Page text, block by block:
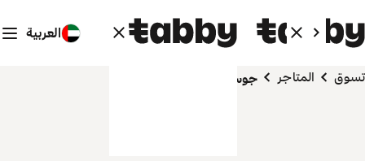
العربية
تسوق المتاجر جوس كولكشن